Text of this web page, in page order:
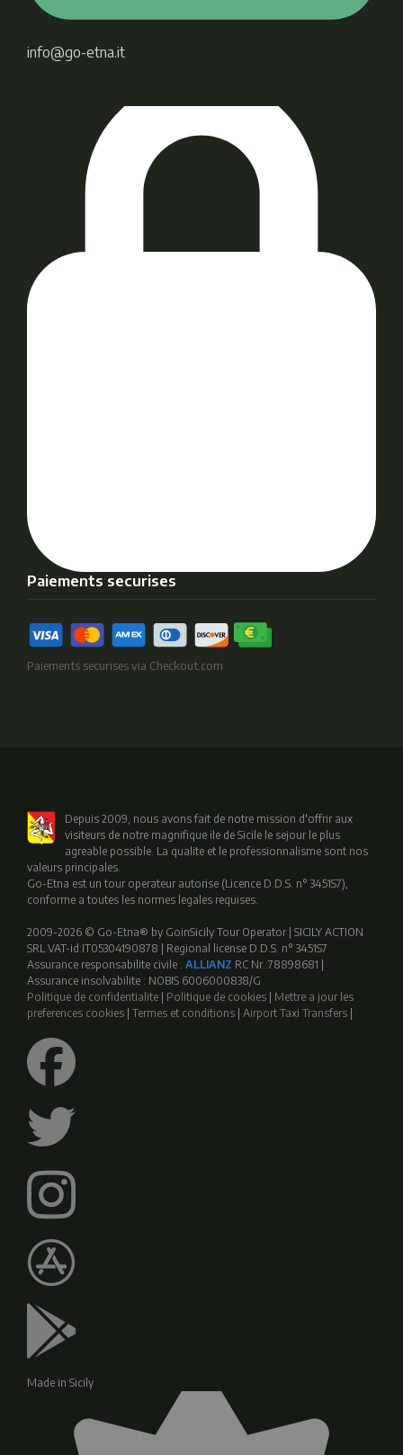
info@go-etna.it
Paiements securises
Paiements securises via Checkout.com
Depuis 2009, nous avons fait de notre mission d'offrir aux
visiteurs de notre magnifique ile de Sicile le sejour le plus
agreable possible. La qualite et le professionnalisme sont nos
valeurs principales.
Go-Etna est un tour operateur autorise (Licence D.D.S. n° 3451S7),
conforme a toutes les normes legales requises.
2009-2026 © Go-Etna® by GoinSicily Tour Operator | SICILY ACTION
SRL VAT-id:IT05304190878 | Regional license D.D.S. n° 3451S7
Assurance responsabilite civile : ALLIANZ RC Nr.:78898681 |
Assurance insolvabilite : NOBIS 6006000838/G
Politique de confidentialite | Politique de cookies | Mettre a jour les
preferences cookies | Termes et conditions | Airport Taxi Transfers |
Made in Sicily